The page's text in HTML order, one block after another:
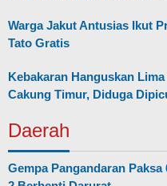
Warga Jakut Antusias Ikut
Tato Gratis
Kebakaran Hanguskan
Cakung Timur, Diduga
Daerah
Gempa Pangandaran Paksa